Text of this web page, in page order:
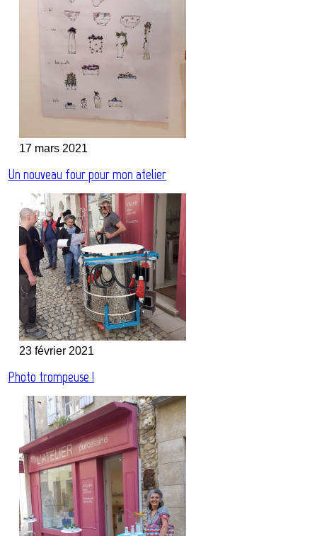
17 mars 2021
Un nouveau four pour mon atelier
23 février 2021
Photo trompeuse !